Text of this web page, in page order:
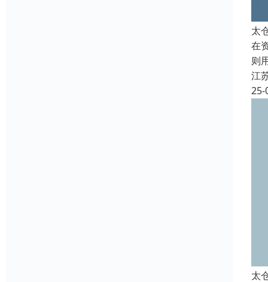
太
在
则
江
25-
太